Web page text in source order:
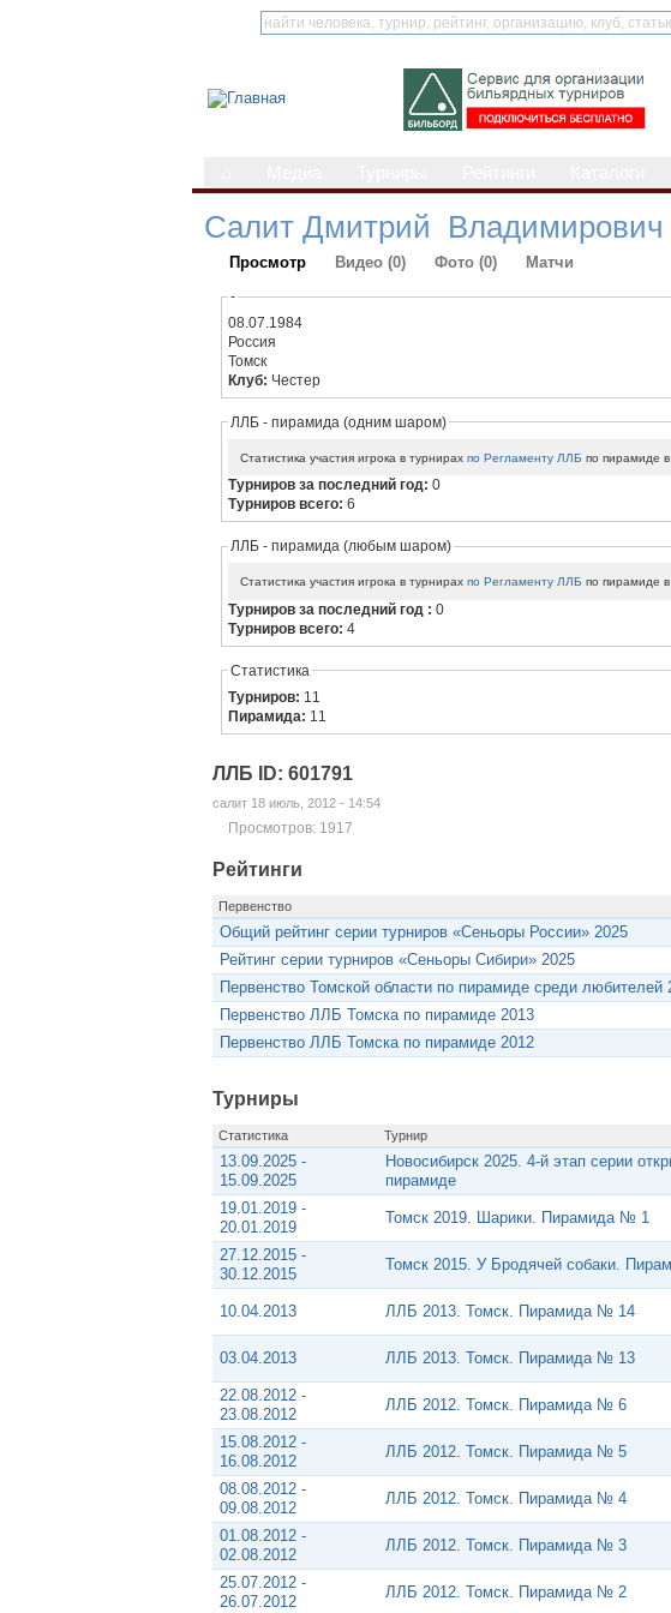
Салит Дмитрий Владимирович
Просмотр Видео (0) Фото (0) Матчи
-
08.07.1984
Россия
Томск
Клуб: Честер
ЛЛБ - пирамида (одним шаром)
Статистика участия игрока в турнирахпо Регламенту ЛЛБ по пирамиде
Турниров за последний год:0
Турниров всего:6
ЛЛБ - пирамида (любым шаром)
Статистика участия игрока в турнирахпо Регламенту ЛЛБ по пирамиде
Турниров за последний год :0
Турниров всего:4
Статистика
Турниров: 11
Пирамида: 11
ЛЛБ ID: 601791
салит 18 июль, 2012 - 14:54
Просмотров: 1917
Рейтинги
Первенство
Общий рейтинг серии турниров «Сеньоры России» 2025
Рейтинг серии турниров «Сеньоры Сибири» 2025
Первенство Томской области по пирамиде среди любителей
Первенство ЛЛБ Томска по пирамиде 2013
Первенство ЛЛБ Томска по пирамиде 2012
Турниры
Статистика Турнир
13.09.2025 -
15.09.2025
Новосибирск 2025. 4-й этап серии
пирамиде
19.01.2019 -
20.01.2019
Томск 2019. Шарики. Пирамида № 1
27.12.2015 -
30.12.2015
Томск 2015. У Бродячей собаки.
10.04.2013 ЛЛБ 2013. Томск. Пирамида № 14
03.04.2013 ЛЛБ 2013. Томск. Пирамида № 13
22.08.2012 -
23.08.2012
ЛЛБ 2012. Томск. Пирамида № 6
15.08.2012 -
16.08.2012
ЛЛБ 2012. Томск. Пирамида № 5
08.08.2012 -
09.08.2012
ЛЛБ 2012. Томск. Пирамида № 4
01.08.2012 -
02.08.2012
ЛЛБ 2012. Томск. Пирамида № 3
25.07.2012 -
26.07.2012
ЛЛБ 2012. Томск. Пирамида № 2